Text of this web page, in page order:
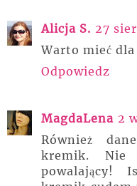
Alicja S. 27
Warto mieć
Odpowiedz
MagdaLena 2
Również
kremik.
powalający!